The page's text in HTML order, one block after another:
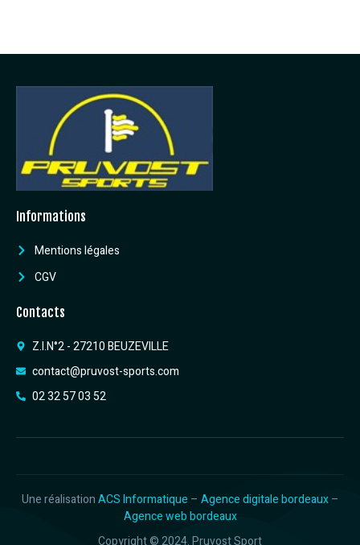
Informations
Mentions légales
CGV
Contacts
Z.I.N°2 - 27210 BEUZEVILLE
contact@pruvost-sports.com
02 32 57 03 52
Une réalisationACS Informatique – Agence digitale bordeaux–
Agence web bordeaux
Copyright © 2024. Pruvost Sport